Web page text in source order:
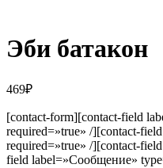
Эби батакон
469₽
[contact-form][contact-field
required=»true» /][contact-
required=»true» /][contact-
field label=»Сообщение»